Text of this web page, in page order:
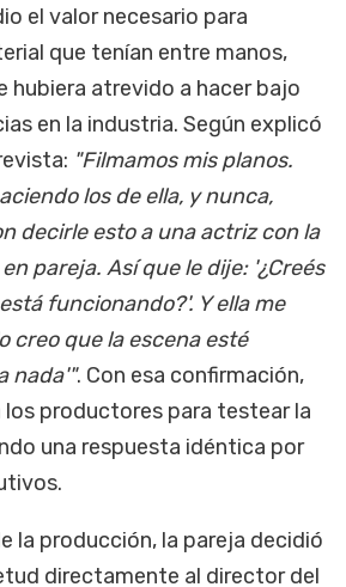
el valor necesario para
que tenían entre manos,
hubiera atrevido a hacer bajo
en la industria. Según explicó
"Filmamos mis planos.
los de ella, y nunca,
decirle esto a una actriz con la
pareja. Así que le dije: '¿Creés
funcionando?'. Y ella me
creo que la escena esté
nada'". Con esa confirmación,
los productores para testear la
una respuesta idéntica por
la producción, la pareja decidió
directamente al director del